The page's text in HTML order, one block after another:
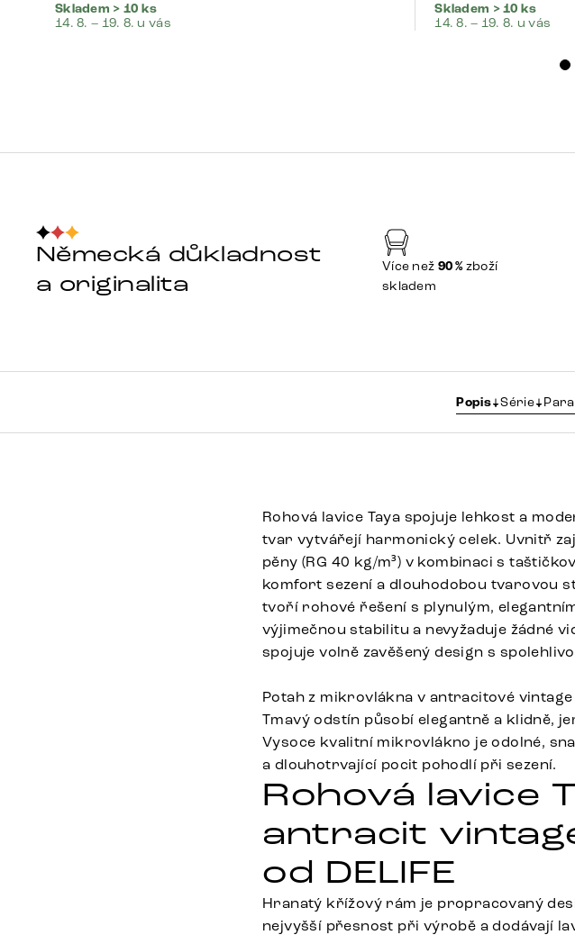
Skladem > 10 ks
14. 8. – 19. 8. u vás
Skladem > 10 ks
14. 8. – 19. 8. u vás
Německá důkladnost
a originalita
Více než 90 %zboží
skladem
Popis Série
Rohová lavice Taya spojuje lehkost a
tvar vytvářejí harmonický celek. Uvnitř
pěny (RG 40 kg/m³) v kombinaci s
komfort sezení a dlouhodobou tvarovou
tvoří rohové řešení s plynulým,
výjimečnou stabilitu a nevyžaduje žádné
spojuje volně zavěšený design s
Potah z mikrovlákna v antracitové
Tmavý odstín působí elegantně a klidně,
Vysoce kvalitní mikrovlákno je odolné,
a dlouhotrvající pocit pohodlí při sezení.
Rohová lavice
antracit
od DELIFE
Hranatý křížový rám je propracovaný
nejvyšší přesnost při výrobě a dodávají